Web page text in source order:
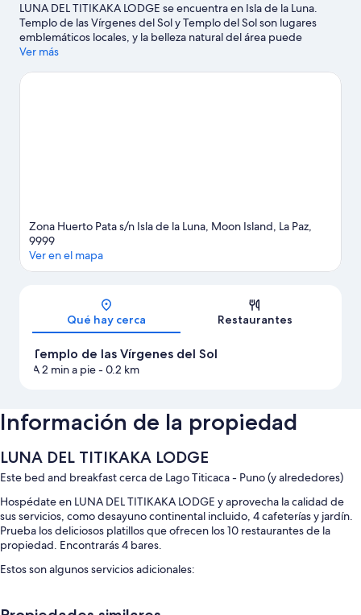
LUNA DEL TITIKAKA LODGE se encuentra en Isla de la Luna.
Templo de las Vírgenes del Sol y Templo del Sol son lugares
emblemáticos locales, y la belleza natural del área puede
apreciarse en Lago Titicaca - Puno (y alrededores) y Playa de
Ver más
Zona Huerto Pata s/n Isla de la Luna, Moon Island, La Paz,
9999
Ver en el mapa
Qué hay cerca Restaurantes
Templo de las Vírgenes del Sol
A 2 min a pie- 0.2 km
Información de la propiedad
LUNA DEL TITIKAKA LODGE
Este bed and breakfast cerca de Lago Titicaca - Puno (y alrededores)
Hospédate en LUNA DEL TITIKAKA LODGE y aprovecha la calidad de
sus servicios, como desayuno continental incluido, 4 cafeterías y jardín.
Prueba los deliciosos platillos que ofrecen los 10 restaurantes de la
propiedad. Encontrarás 4 bares.
Estos son algunos servicios adicionales: